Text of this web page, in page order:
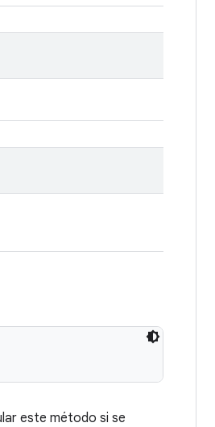
este método si se